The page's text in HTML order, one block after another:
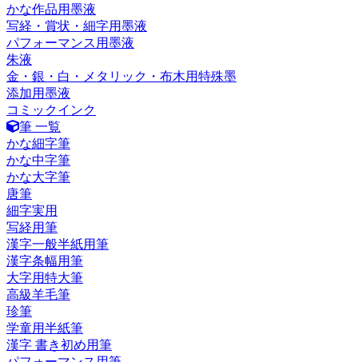
かな作品用墨液
写経・賞状・細字用墨液
パフォーマンス用墨液
朱液
金・銀・白・メタリック・布木用特殊墨
添加用墨液
コミックインク
筆 一覧
かな細字筆
かな中字筆
かな大字筆
唐筆
細字実用
写経用筆
漢字一般半紙用筆
漢字条幅用筆
大字用特大筆
高級羊毛筆
珍筆
学童用半紙筆
漢字 書き初め用筆